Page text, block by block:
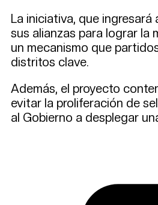
La iniciativa, que
sus alianzas para lograr la
un mecanismo que
distritos clave.
Además, el proyecto
evitar la proliferación de
al Gobierno a desplegar